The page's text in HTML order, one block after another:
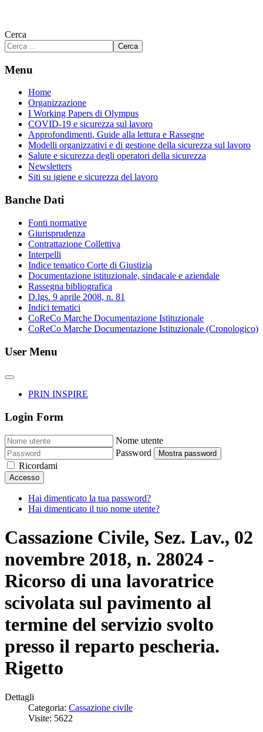
Cerca
Cerca
Menu
Home
Organizzazione
I Working Papers di Olympus
COVID-19 e sicurezza sul lavoro
Approfondimenti, Guide alla lettura e Rassegne
Modelli organizzativi e di gestione della sicurezza sul lavoro
Salute e sicurezza degli operatori della sicurezza
Newsletters
Siti su igiene e sicurezza del lavoro
Banche Dati
Fonti normative
Giurisprudenza
Contrattazione Collettiva
Interpelli
Indice tematico Corte di Giustizia
Documentazione istituzionale, sindacale e aziendale
Rassegna bibliografica
D.lgs. 9 aprile 2008, n. 81
Indici tematici
CoReCo Marche Documentazione Istituzionale
CoReCo Marche Documentazione Istituzionale (Cronologico)
User Menu
PRIN INSPIRE
Login Form
Nome utente
Password
Mostra password
Ricordami
Accesso
Hai dimenticato la tua password?
Hai dimenticato il tuo nome utente?
Cassazione Civile, Sez. Lav., 02
novembre 2018, n. 28024 -
Ricorso di una lavoratrice
scivolata sul pavimento al
termine del servizio svolto
presso il reparto pescheria.
Rigetto
Dettagli
Categoria: Cassazione civile
Visite: 5622